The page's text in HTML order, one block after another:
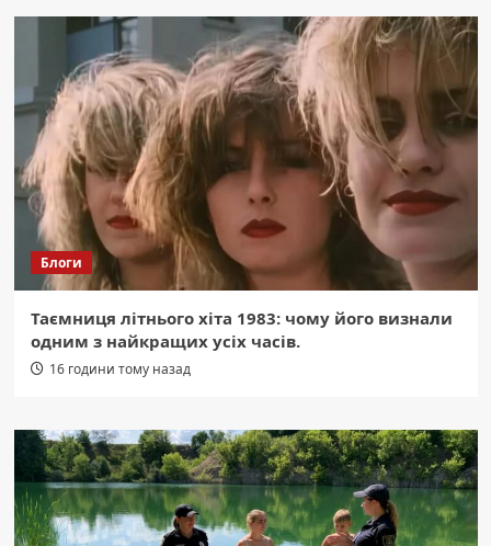
Блоги
Таємниця літнього хіта 1983: чому його визнали
одним з найкращих усіх часів.
16 години тому назад